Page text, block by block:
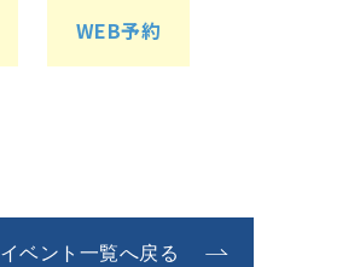
WEB予約
イベント一覧へ戻る